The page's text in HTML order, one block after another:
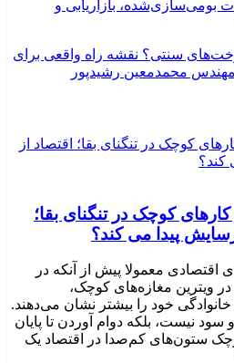
بومی‌سازی‌شده، بازاریابی و
سنتی؟ نقشه راه واقعی برای
محمدمعین رشیدپور
کوچک در تنگنای بقا؛
پیدا می کند؟
اقتصادی معمولا پیش از آنکه در
ویترین مغازه‌های کوچک،
خود را بیشتر نشان می‌دهند.
نیست، بلکه دوام آوردن تا پایان
ستون‌های کم‌صدا در اقتصاد یک